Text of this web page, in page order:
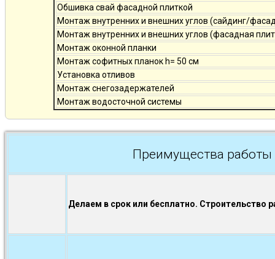
Обшивка свай фасадной плиткой
Монтаж внутренних и внешних углов (сайдинг/
Монтаж внутренних и внешних углов (фасадная
Монтаж оконной планки
Монтаж софитных планок h= 50 см
Установка отливов
Монтаж снегозадержателей
Монтаж водосточной системы
Преимущества
Делаем в срок или бесплатно. Строительство